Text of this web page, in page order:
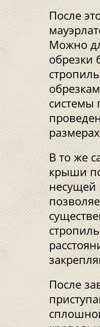
После
Можно
обрезки
системы
В то же
крыши
несущей
После